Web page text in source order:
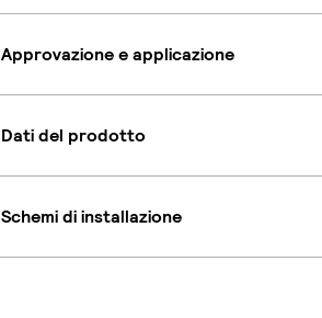
Approvazione e applicazione
Dati del prodotto
Schemi di installazione